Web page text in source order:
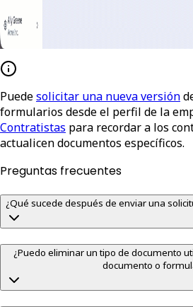
Puedesolicitar una nueva versión
formularios desde el perfil de la
Contratistas para recordar a los
actualicen documentos específicos.
Preguntas frecuentes
¿Qué sucede después de enviar una
¿Puedo eliminar un tipo de documento
documento o